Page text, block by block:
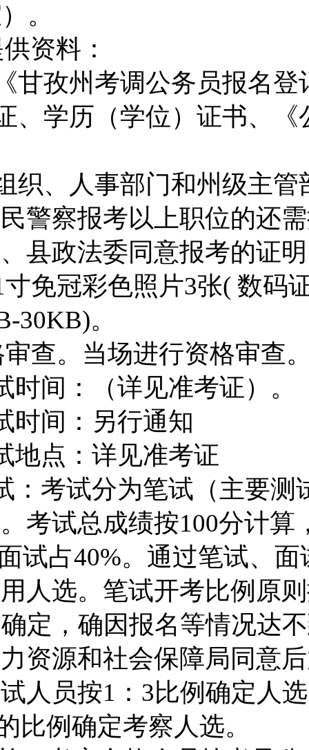
。
资料：
甘孜州考调公务员报名登
、学历（学位）证书、《
织、人事部门和州级主管
警察报考以上职位的还
县政法委同意报考的证
寸免冠彩色照片3张( 数码
30KB)。
查。当场进行资格审查
时间 ：（详见准考证）。
时间：另行通知
地点：详见准考证
： 考试分为笔试（主要测
考试总成绩按100分计算
试占40%。通过笔试、
人选。笔试开考比例原
定，确因报名等情况达
资源和社会保障局同意
人员按1 ： 3比例确定人
比例确定考察人选。